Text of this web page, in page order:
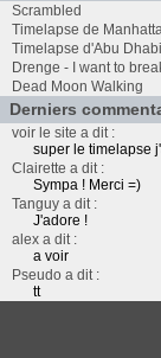
Scrambled
Timelapse de
Timelapse d'Abu Dhabi
Drenge - I want to
Dead Moon Walking
Derniers
voir le site a dit :
super le timelapse
Clairette a dit :
Sympa ! Merci =)
Tanguy a dit :
J'adore !
alex a dit :
a voir
Pseudo a dit :
tt